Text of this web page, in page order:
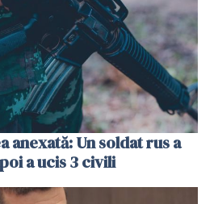
anexată: Un soldat rus a
a ucis 3 civili